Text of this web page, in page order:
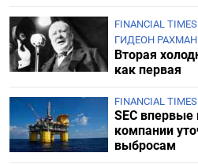
FINANCIAL TIMES
ГИДЕОН РАХМАН
Вторая
как первая
FINANCIAL TIMES
SEC
компании
выбросам